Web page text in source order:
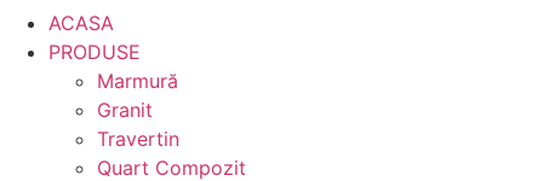
ACASA
PRODUSE
Marmură
Granit
Travertin
Quart Compozit